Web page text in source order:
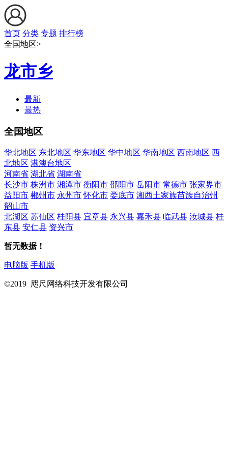
首页 分类 专题 排行榜
全国地区>
龙市乡
最新
最热
全国地区
华北地区 东北地区 华东地区 华中地区 华南地区 西南地区 西
北地区 港澳台地区
河南省 湖北省 湖南省
长沙市 株洲市 湘潭市 衡阳市 邵阳市 岳阳市 常德市 张家界市
益阳市 郴州市 永州市 怀化市 娄底市 湘西土家族苗族自治州
韶山市
北湖区 苏仙区 桂阳县 宜章县 永兴县 嘉禾县 临武县 汝城县 桂
东县 安仁县 资兴市
暂无数据！
电脑版 手机版
©2019 咫尺网络科技开发有限公司